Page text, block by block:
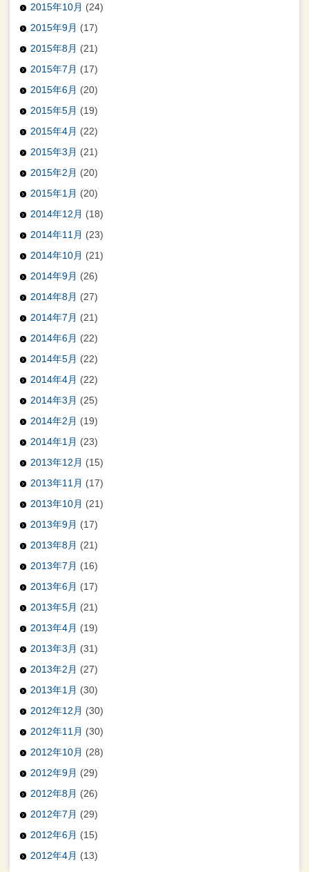
2015年10月 (24)
2015年9月 (17)
2015年8月 (21)
2015年7月 (17)
2015年6月 (20)
2015年5月 (19)
2015年4月 (22)
2015年3月 (21)
2015年2月 (20)
2015年1月 (20)
2014年12月 (18)
2014年11月 (23)
2014年10月 (21)
2014年9月 (26)
2014年8月 (27)
2014年7月 (21)
2014年6月 (22)
2014年5月 (22)
2014年4月 (22)
2014年3月 (25)
2014年2月 (19)
2014年1月 (23)
2013年12月 (15)
2013年11月 (17)
2013年10月 (21)
2013年9月 (17)
2013年8月 (21)
2013年7月 (16)
2013年6月 (17)
2013年5月 (21)
2013年4月 (19)
2013年3月 (31)
2013年2月 (27)
2013年1月 (30)
2012年12月 (30)
2012年11月 (30)
2012年10月 (28)
2012年9月 (29)
2012年8月 (26)
2012年7月 (29)
2012年6月 (15)
2012年4月 (13)